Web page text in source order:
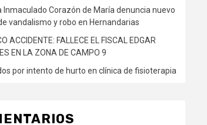
Inmaculado Corazón de María denuncia nuevo
vandalismo y robo en Hernandarias
ACCIDENTE: FALLECE EL FISCAL EDGAR
EN LA ZONA DE CAMPO 9
por intento de hurto en clínica de fisioterapia